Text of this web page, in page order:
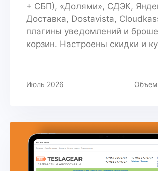
+ СБП), «Долями», СДЭК,
Доставка, Dostavista,
плагины уведомлений и
корзин. Настроены скидки и
Июль 2026